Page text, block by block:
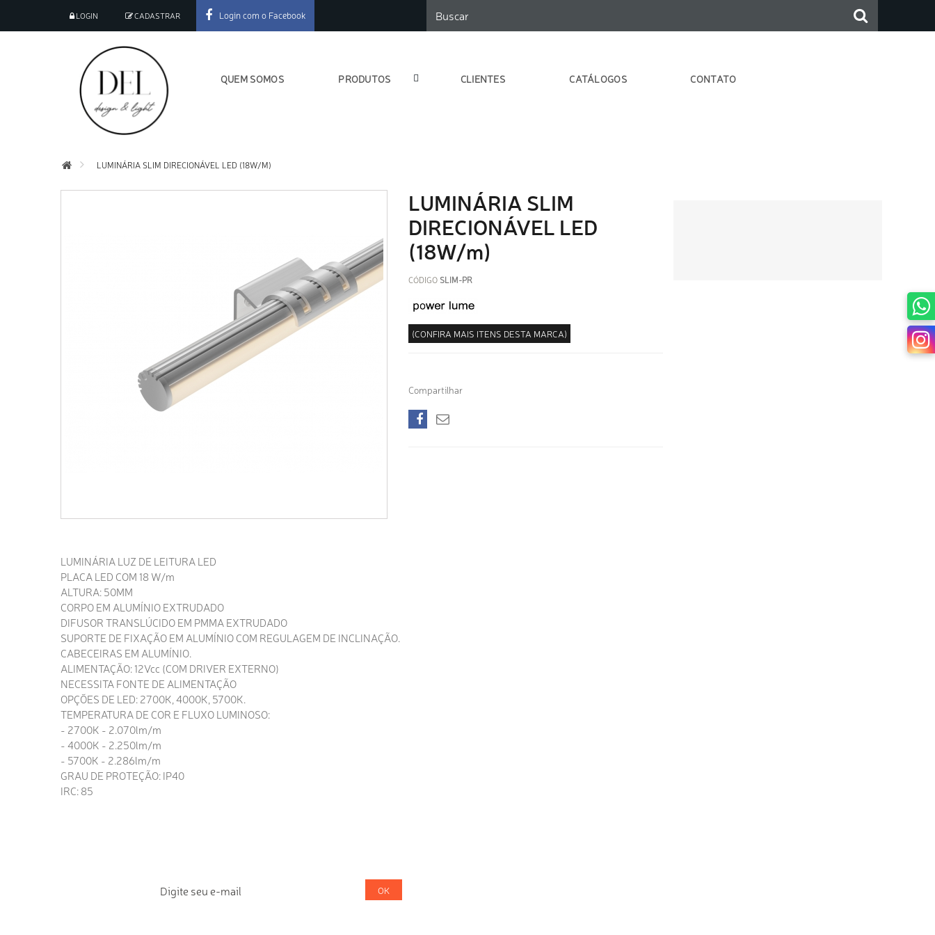
LOGIN CADASTRAR Login com o Facebook
QUEM SOMOS PRODUTOS CLIENTES CATÁLOGOS CONTATO
LUMINÁRIA SLIM DIRECIONÁVEL LED (18W/M)
LUMINÁRIA SLIM
DIRECIONÁVEL LED
(18W/m)
CÓDIGO SLIM-PR
(CONFIRA MAIS ITENS DESTA MARCA)
Compartilhar
LUMINÁRIA LUZ DE LEITURA LED
PLACA LED COM 18 W/m
ALTURA: 50MM
CORPO EM ALUMÍNIO EXTRUDADO
DIFUSOR TRANSLÚCIDO EM PMMA EXTRUDADO
SUPORTE DE FIXAÇÃO EM ALUMÍNIO COM REGULAGEM DE INCLINAÇÃO.
CABECEIRAS EM ALUMÍNIO.
ALIMENTAÇÃO: 12Vcc (COM DRIVER EXTERNO)
NECESSITA FONTE DE ALIMENTAÇÃO
OPÇÕES DE LED: 2700K, 4000K, 5700K.
TEMPERATURA DE COR E FLUXO LUMINOSO:
- 2700K - 2.070lm/m
- 4000K - 2.250lm/m
- 5700K - 2.286lm/m
GRAU DE PROTEÇÃO: IP40
IRC: 85
OK